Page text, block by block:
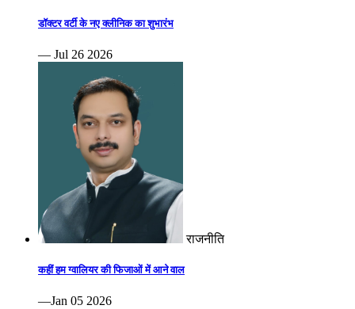
डॉक्टर वर्टी के नए क्लीनिक का शुभारंभ
— Jul 26 2026
राजनीति
कहीं हम ग्वालियर की फिजाओं में आने वाल
—Jan 05 2026